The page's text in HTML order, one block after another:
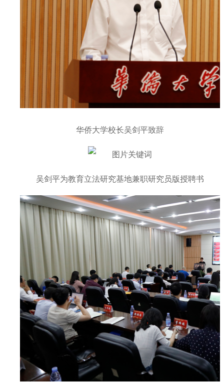
华侨大学校长吴剑平致辞
吴剑平为教育立法研究基地兼职研究员版授聘书